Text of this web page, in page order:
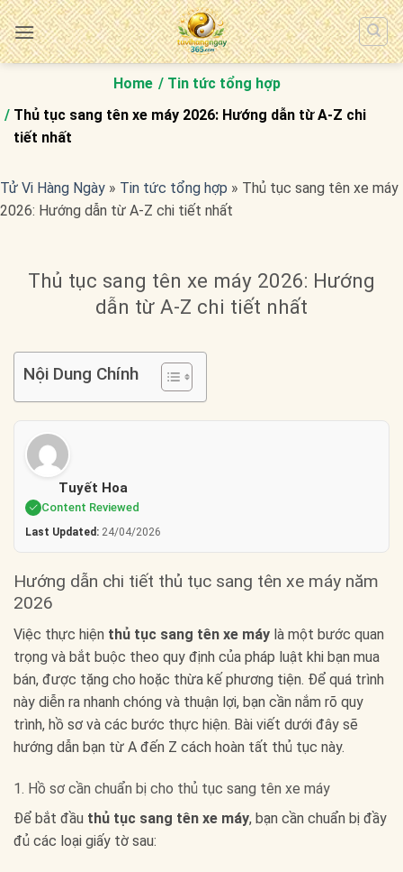
Bỏ
qua
nội
Home
Tin tức tổng hợp
Thủ tục sang tên xe máy 2026: Hướng dẫn từ A-Z chi
tiết nhất
Tử Vi Hàng Ngày » Tin tức tổng hợp » Thủ tục sang tên xe máy
2026: Hướng dẫn từ A-Z chi tiết nhất
Thủ tục sang tên xe máy 2026: Hướng
dẫn từ A-Z chi tiết nhất
Nội Dung Chính
Tuyết Hoa
Content Reviewed
Last Updated: 24/04/2026
Hướng dẫn chi tiết thủ tục sang tên xe máy năm
2026
Việc thực hiện thủ tục sang tên xe máy là một bước quan
trọng và bắt buộc theo quy định của pháp luật khi bạn mua
bán, được tặng cho hoặc thừa kế phương tiện. Để quá trình
này diễn ra nhanh chóng và thuận lợi, bạn cần nắm rõ quy
trình, hồ sơ và các bước thực hiện. Bài viết dưới đây sẽ
hướng dẫn bạn từ A đến Z cách hoàn tất thủ tục này.
1. Hồ sơ cần chuẩn bị cho thủ tục sang tên xe máy
Để bắt đầu thủ tục sang tên xe máy, bạn cần chuẩn bị đầy
đủ các loại giấy tờ sau: